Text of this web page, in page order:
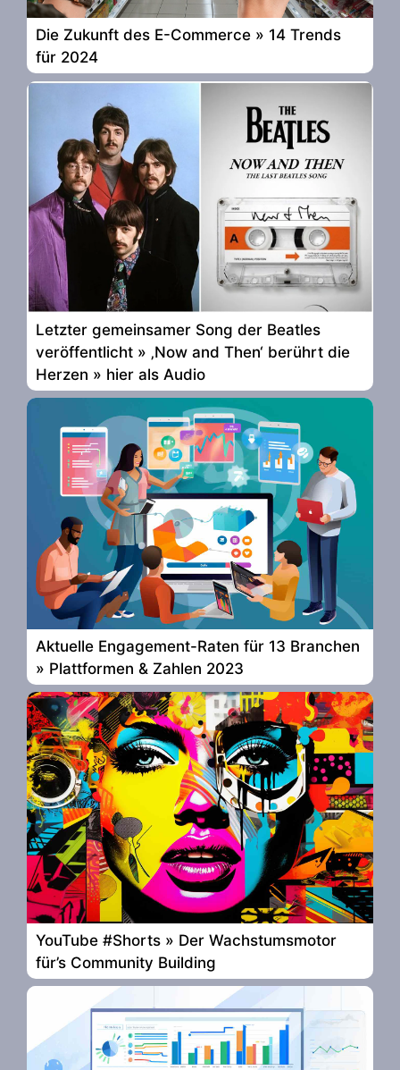
Die Zukunft des E-Commerce » 14 Trends
für 2024
Letzter gemeinsamer Song der Beatles
veröffentlicht » ‚Now and Then‘ berührt die
Herzen » hier als Audio
Aktuelle Engagement-Raten für 13 Branchen
» Plattformen & Zahlen 2023
YouTube #Shorts » Der Wachstumsmotor
für’s Community Building